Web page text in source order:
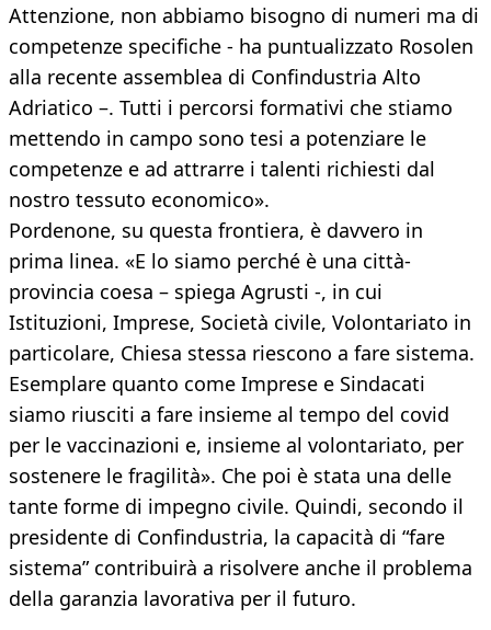
Attenzione, non abbiamo bisogno di numeri ma di
competenze specifiche - ha puntualizzato Rosolen
alla recente assemblea di Confindustria Alto
Adriatico –. Tutti i percorsi formativi che stiamo
mettendo in campo sono tesi a potenziare le
competenze e ad attrarre i talenti richiesti dal
nostro tessuto economico».
Pordenone, su questa frontiera, è davvero in
prima linea. «E lo siamo perché è una città-
provincia coesa – spiega Agrusti -, in cui
Istituzioni, Imprese, Società civile, Volontariato in
particolare, Chiesa stessa riescono a fare sistema.
Esemplare quanto come Imprese e Sindacati
siamo riusciti a fare insieme al tempo del covid
per le vaccinazioni e, insieme al volontariato, per
sostenere le fragilità». Che poi è stata una delle
tante forme di impegno civile. Quindi, secondo il
presidente di Confindustria, la capacità di “fare
sistema” contribuirà a risolvere anche il problema
della garanzia lavorativa per il futuro.